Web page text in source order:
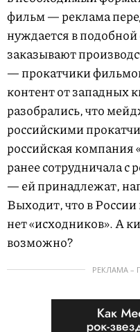
фильм — реклама
нуждается в
заказывают
— прокатчики
контент от западных
разобрались, что
российскими
российская
ранее сотрудничала
— ей принадлежат,
Выходит, что в
нет «исходников». А
возможно?
РЕКЛАМА –